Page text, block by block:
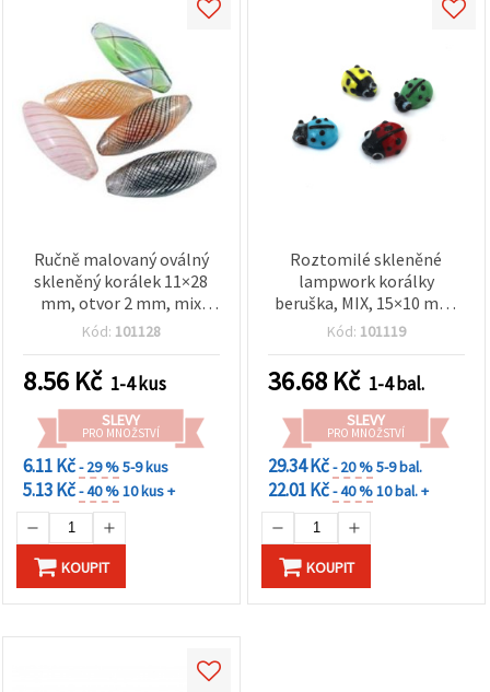
Ručně malovaný oválný
skleněný korálek 11×28
mm, otvor 2 mm, mix
barev – 1 ks
Kód: 101128
8.56 Kč 1-4 kus
SLEVY
PRO MNOŽSTVÍ
6.11 Kč- 29 %5-9 kus
5.13 Kč- 40 %10 kus +
KOUPIT
Roztomilé skleněné
lampwork korálky
beruška, MIX, 15×10 mm,
otvor 1,5–2 mm – pro
tvoření – balení 4 ks
Kód: 101119
36.68 Kč 1-4 bal.
SLEVY
PRO MNOŽSTVÍ
29.34 Kč- 20 %5-9 bal.
22.01 Kč- 40 %10 bal. +
KOUPIT